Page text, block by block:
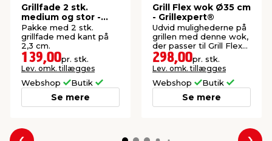
Grillfade 2 stk.
medium og stor -
Grillexpert®
Pakke med 2 stk.
grillfade med kant på
2,3 cm.
139,00pr. stk.
Lev. omk. tillægges
Webshop Butik
Se mere
Grill Flex wok Ø35 cm
- Grillexpert®
Udvid mulighederne på
grillen med denne wok,
der passer til Grill Flex
System.
298,00pr. stk.
Lev. omk. tillægges
Webshop Butik
Se mere